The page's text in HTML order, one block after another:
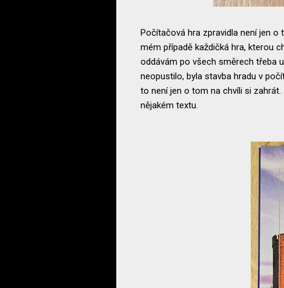
Počítačová hra zpravidla není jen
mém případě každičká hra, kterou
oddávám po všech směrech třeba
neopustilo, byla stavba hradu v
to není jen o tom na chvíli si
nějakém textu.